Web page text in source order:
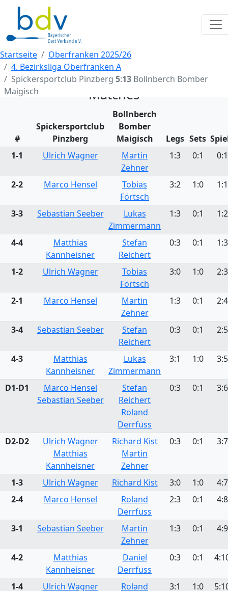
Startseite
Oberfranken 2025/26
4. Bezirksliga Oberfranken A
Spickersportclub Pinzberg 5:13 Bollnberch Bomber
Maigisch
Matches
#
Spickersportclub
Pinzberg
Bollnberch
Bomber
Maigisch
Legs Sets
1-1
Ulrich Wagner
Martin
Zehner
1:3 0:1 0:1
2-2 Marco Hensel
Tobias
Förtsch
3:2 1:0 1:1
3-3 Sebastian Seeber
Lukas
Zimmermann
1:3 0:1 1:2
4-4
Matthias
Kannheisner
Stefan
Reichert
0:3 0:1 1:3
1-2 Ulrich Wagner
Tobias
Förtsch
3:0 1:0 2:3
2-1 Marco Hensel
Martin
Zehner
1:3 0:1 2:4
3-4 Sebastian Seeber
Stefan
Reichert
0:3 0:1 2:5
4-3
Matthias
Kannheisner
Lukas
Zimmermann
3:1 1:0 3:5
D1-D1
Marco Hensel
Sebastian Seeber
Stefan
Reichert
Roland
Derrfuss
0:3 0:1 3:6
D2-D2
Ulrich Wagner
Matthias
Kannheisner
Richard Kist
Martin
Zehner
0:3 0:1 3:7
1-3 Ulrich Wagner Richard Kist 3:0 1:0
4:7
2-4
Marco Hensel
Roland
Derrfuss
2:3 0:1 4:8
3-1 Sebastian Seeber
Martin
Zehner
1:3 0:1 4:9
4-2
Matthias
Kannheisner
Daniel
Derrfuss
0:3 0:1
1-4 Ulrich Wagner
Roland
3:1 1:0